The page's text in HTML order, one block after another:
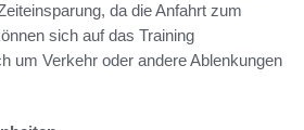
da die Anfahrt zum
sich auf das Training
um Verkehr oder andere Ablenkungen